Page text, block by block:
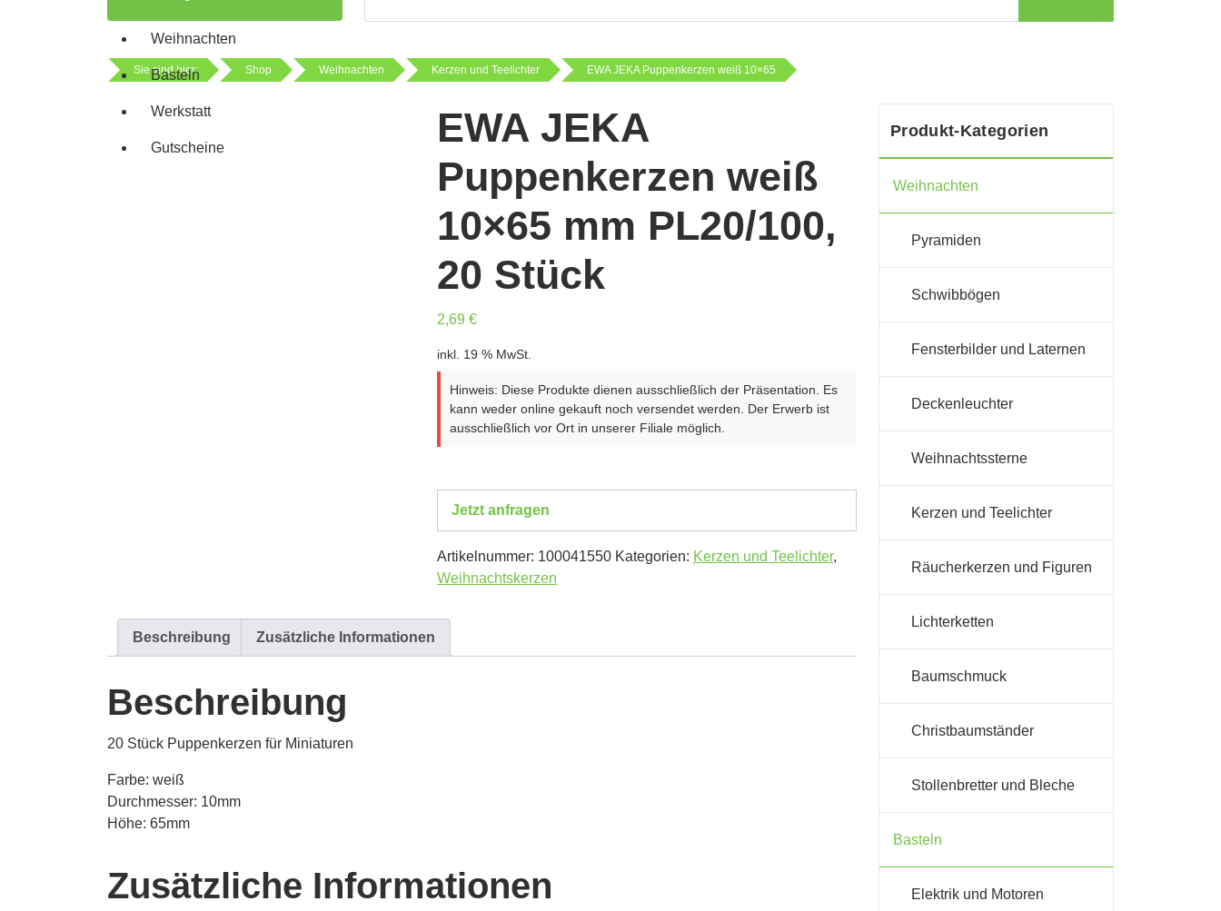
Weihnachten
Basteln
Werkstatt
Gutscheine
Sie sind hier: Shop Weihnachten Kerzen und Teelichter EWA JEKA Puppenkerzen weiß 10×65
EWA JEKA
Puppenkerzen weiß
10×65 mm PL20/100,
20 Stück
2,69 €
inkl. 19 % MwSt.
Hinweis: Diese Produkte dienen ausschließlich der Präsentation. Es
kann weder online gekauft noch versendet werden. Der Erwerb ist
ausschließlich vor Ort in unserer Filiale möglich.
Jetzt anfragen
Artikelnummer: 100041550 Kategorien: Kerzen und Teelichter,
Weihnachtskerzen
Beschreibung Zusätzliche Informationen
Beschreibung
20 Stück Puppenkerzen für Miniaturen
Farbe: weiß
Durchmesser: 10mm
Höhe: 65mm
Zusätzliche Informationen
Produkt-Kategorien
Weihnachten
Pyramiden
Schwibbögen
Fensterbilder und Laternen
Deckenleuchter
Weihnachtssterne
Kerzen und Teelichter
Räucherkerzen und Figuren
Lichterketten
Baumschmuck
Christbaumständer
Stollenbretter und Bleche
Basteln
Elektrik und Motoren